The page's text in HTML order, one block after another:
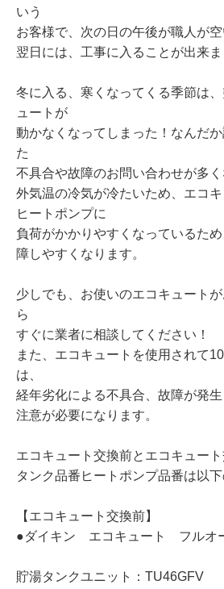
いう
お客様で、次の日の午後が職人が空
翌日には、工事に入ることが出来ま
冬に入る、寒くなってくる季節は
ュートが
動かなくなってしまった！なんだ
た
不具合や故障のお問い合わせが多く
外気温の冷気が冷たいため、エコ
ヒートポンプに
負荷がかかりやすくなっているた
障しやすくなります。
少しでも、お使いのエコキュート
ら
すぐに業者に相談してください！
また、エコキュートを使用されて
は、
経年劣化による不具合、故障が発生
注意が必要になります。
エコキュート交換前とエコキュー
タンク品番ヒートポンプ品番は以下
【エコキュート交換前】
●ダイキン エコキュート フルオ
貯湯タンクユニット：TU46GFV